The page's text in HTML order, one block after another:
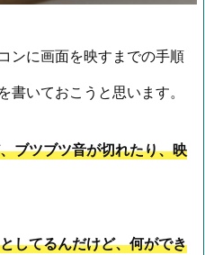
ンに画面を映すまでの手順
いておこうと思います。
ブツブツ音が切れたり、映
してるんだけど、何ができ